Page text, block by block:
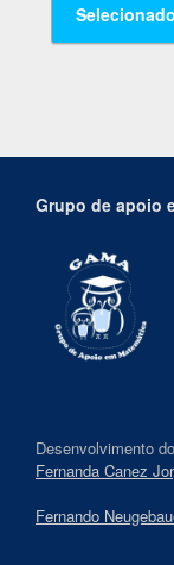
Grupo de apoio
Desenvolvimento
Fernanda Canez
Fernando